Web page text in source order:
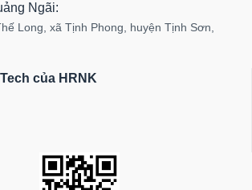
Ngãi:
Long, xã Tịnh Phong, huyện Tịnh Sơn,
của HRNK